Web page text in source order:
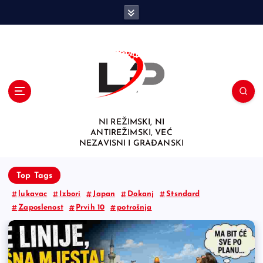
NI REŽIMSKI, NI
ANTIREŽIMSKI, VEĆ
NEZAVISNI I GRAĐANSKI
Top Tags
lukavac Izbori Japan Dokanj
Stsndard
Zaposlenost
Prvih 10 potrošnja